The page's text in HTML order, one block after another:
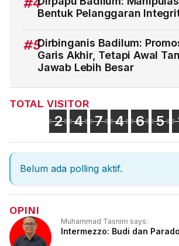
Bentuk Pelanggaran
#5Dirbinganis Badilum:
Garis Akhir, Tetapi Awal
Jawab Lebih Besar
TOTAL VISITOR
2 4 7 4 6 5
Belum ada polling aktif.
OPINI
Muhammad Tasnim says:
Intermezzo: Budi dan